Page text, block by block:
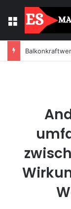
Menu